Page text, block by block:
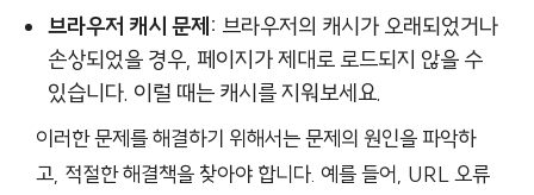
브라우저 캐시 문제: 브라우저의 캐시가 오래되었거나
손상되었을 경우, 페이지가 제대로 로드되지 않을 수
있습니다. 이럴 때는 캐시를 지워보세요.
이러한 문제를 해결하기 위해서는 문제의 원인을 파악하
고, 적절한 해결책을 찾아야 합니다. 예를 들어, URL 오류